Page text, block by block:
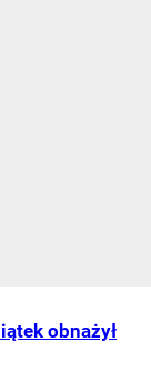
obnażył